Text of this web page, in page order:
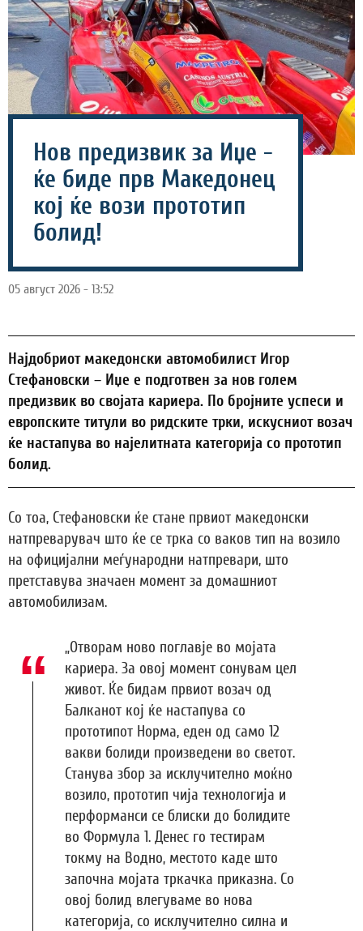
Нов предизвик за Иџе -
ќе биде прв Македонец
кој ќе вози прототип
болид!
05 август 2026 - 13:52
Најдобриот македонски автомобилист Игор
Стефановски – Иџе е подготвен за нов голем
предизвик во својата кариера. По бројните успеси и
европските титули во ридските трки, искусниот возач
ќе настапува во најелитната категорија со прототип
болид.
Со тоа, Стефановски ќе стане првиот македонски
натпреварувач што ќе се трка со ваков тип на возило
на официјални меѓународни натпревари, што
претставува значаен момент за домашниот
автомобилизам.
„Отворам ново поглавје во мојата
кариера. За овој момент сонувам цел
живот. Ќе бидам првиот возач од
Балканот кој ќе настапува со
прототипот Норма, еден од само 12
вакви болиди произведени во светот.
Станува збор за исклучително моќно
возило, прототип чија технологија и
перформанси се блиски до болидите
во Формула 1. Денес го тестирам
токму на Водно, местото каде што
започна мојата тркачка приказна. Со
овој болид влегуваме во нова
категорија, со исклучително силна и